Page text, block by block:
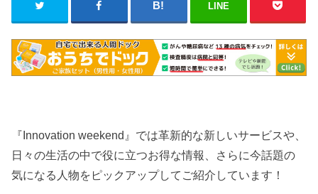
LINE
『Innovation weekend』では革新的な新しいサービスや、
日々の生活の中で役に立つお得な情報、さらに今話題の
気になる人物をピックアップしてご紹介しています！